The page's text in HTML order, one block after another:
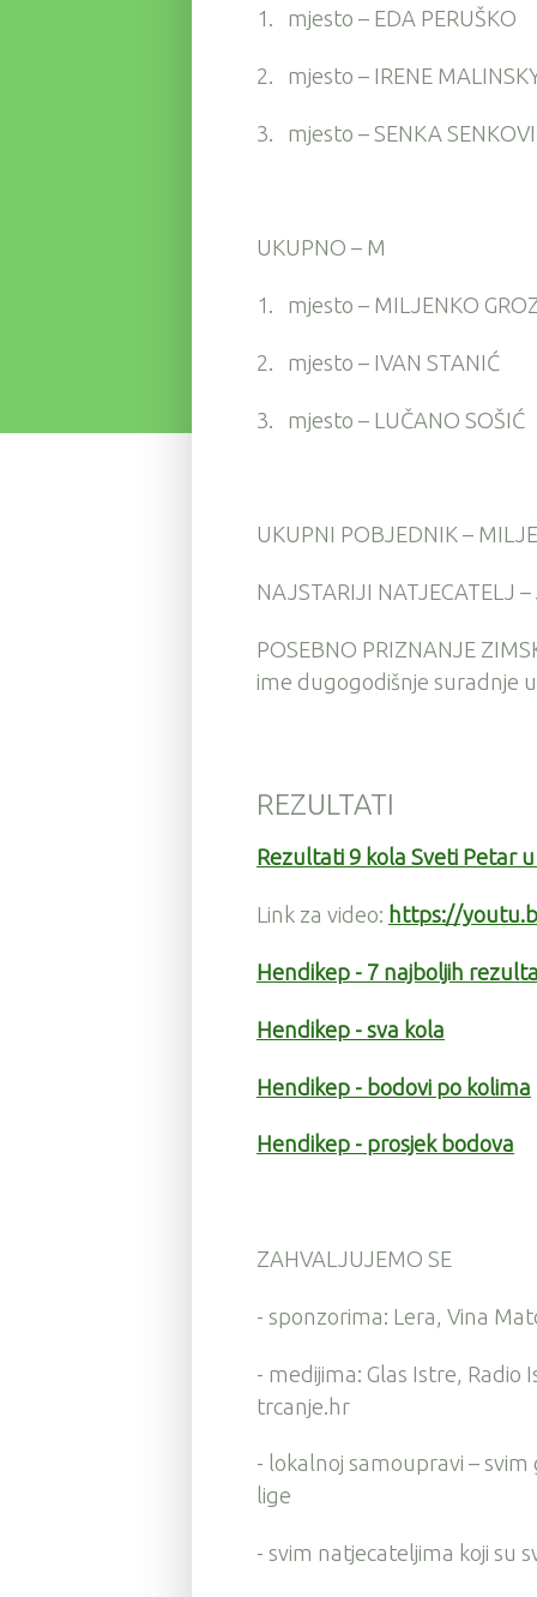
1. mjesto – EDA PERUŠKO
2. mjesto – IRENE
3. mjesto – SENKA
UKUPNO – M
1. mjesto – MILJENKO
2. mjesto – IVAN STANIĆ
3. mjesto – LUČANO SOŠIĆ
UKUPNI POBJEDNIK –
NAJSTARIJI NATJECATELJ
POSEBNO PRIZNANJE
ime dugogodišnje suradnje
REZULTATI
Rezultati 9 kola Sveti Petar
Link za video: https://
Hendikep - 7 najboljih
Hendikep - sva kola
Hendikep - bodovi po kolima
Hendikep - prosjek bodova
ZAHVALJUJEMO SE
- sponzorima: Lera, Vina
- medijima: Glas Istre, Radio
trcanje.hr
- lokalnoj samoupravi –
lige
- svim natjecateljima koji su